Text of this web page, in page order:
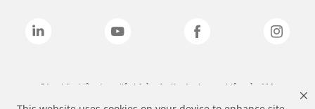
Các nhãn hiệu được liệt kê ở trên là các thương hiệu của 3M.